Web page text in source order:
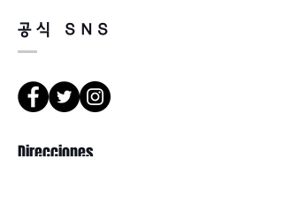
공식 SNS
Direcciones